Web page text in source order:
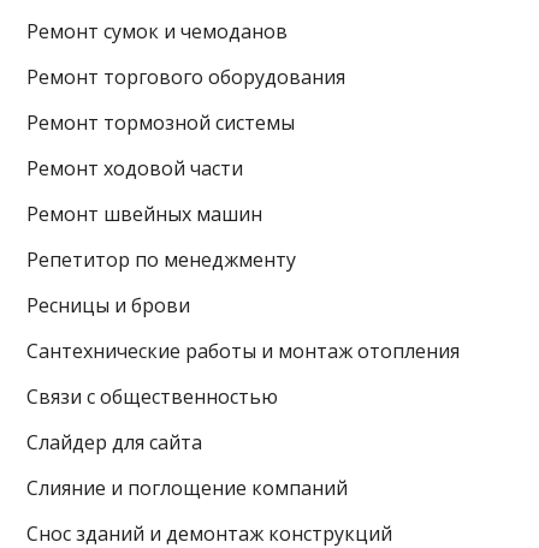
Ремонт сумок и чемоданов
Ремонт торгового оборудования
Ремонт тормозной системы
Ремонт ходовой части
Ремонт швейных машин
Репетитор по менеджменту
Ресницы и брови
Сантехнические работы и монтаж отопления
Связи с общественностью
Слайдер для сайта
Слияние и поглощение компаний
Снос зданий и демонтаж конструкций